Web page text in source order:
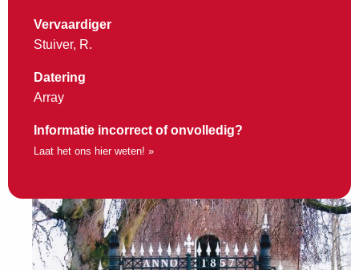
Vervaardiger
Stuiver, R.
Datering
Array
Informatie incorrect of onvolledig?
Laat het ons hier weten! »